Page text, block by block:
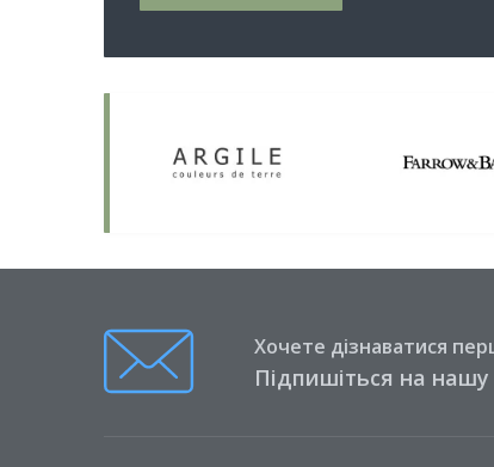
Хочете дізнаватися
Підпишіться на нашу